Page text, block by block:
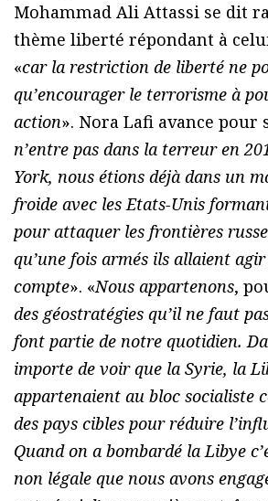
Mohammad Ali Attassi se dit
thème liberté répondant à
«car la restriction de liberté ne
qu’encourager le terrorisme à
action». Nora Lafi avance pour
n’entre pas dans la terreur en
York, nous étions déjà dans un
froide avec les Etats-Unis
pour attaquer les frontières
qu’une fois armés ils allaient
compte». «Nous appartenons,
des géostratégies qu’il ne faut
font partie de notre quotidien.
importe de voir que la Syrie, la
appartenaient au bloc socialiste
des pays cibles pour réduire
Quand on a bombardé la Libye
non légale que nous avons